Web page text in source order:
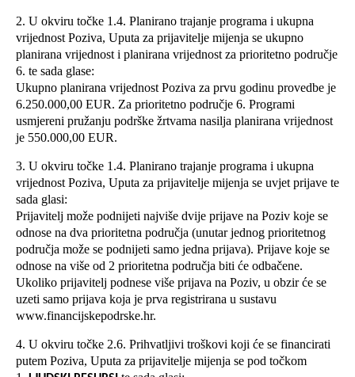
2. U okviru točke 1.4. Planirano trajanje programa i ukupna
vrijednost Poziva, Uputa za prijavitelje mijenja se ukupno
planirana vrijednost i planirana vrijednost za prioritetno područje
6. te sada glase:
Ukupno planirana vrijednost Poziva za prvu godinu provedbe je
6.250.000,00 EUR. Za prioritetno područje 6. Programi
usmjereni pružanju podrške žrtvama nasilja planirana vrijednost
je 550.000,00 EUR.
3. U okviru točke 1.4. Planirano trajanje programa i ukupna
vrijednost Poziva, Uputa za prijavitelje mijenja se uvjet prijave te
sada glasi:
Prijavitelj može podnijeti najviše dvije prijave na Poziv koje se
odnose na dva prioritetna područja (unutar jednog prioritetnog
područja može se podnijeti samo jedna prijava). Prijave koje se
odnose na više od 2 prioritetna područja biti će odbačene.
Ukoliko prijavitelj podnese više prijava na Poziv, u obzir će se
uzeti samo prijava koja je prva registrirana u sustavu
www.financijskepodrske.hr.
4. U okviru točke 2.6. Prihvatljivi troškovi koji će se financirati
putem Poziva, Uputa za prijavitelje mijenja se pod točkom